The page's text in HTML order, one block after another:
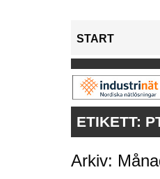
START
ETIKETT:
Arkiv: